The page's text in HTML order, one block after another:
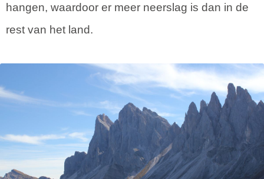
hangen, waardoor er meer neerslag is dan in de
rest van het land.